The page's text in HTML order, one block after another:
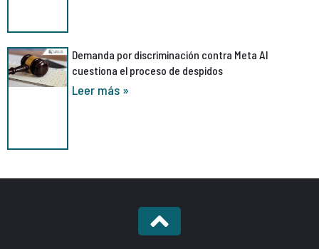
Demanda por discriminación contra Meta AI
cuestiona el proceso de despidos
Leer más »